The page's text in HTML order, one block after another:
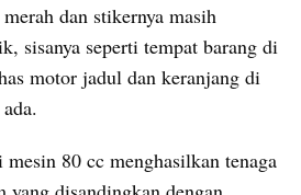
dan stikernya masih
sisanya seperti tempat barang di
motor jadul dan keranjang di
80 cc menghasilkan tenaga